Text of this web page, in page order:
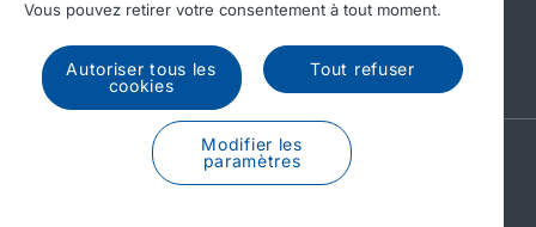
© 2026 DAF Legal notice
Privacy statement
General conditions
DAF and cookies
A PACCAR COMPANY
DRIVEN BY QUALITY
Vous pouvez retirer votre consentement à tout moment.
Autoriser tous les
cookies
Tout refuser
Modifier les
paramètres